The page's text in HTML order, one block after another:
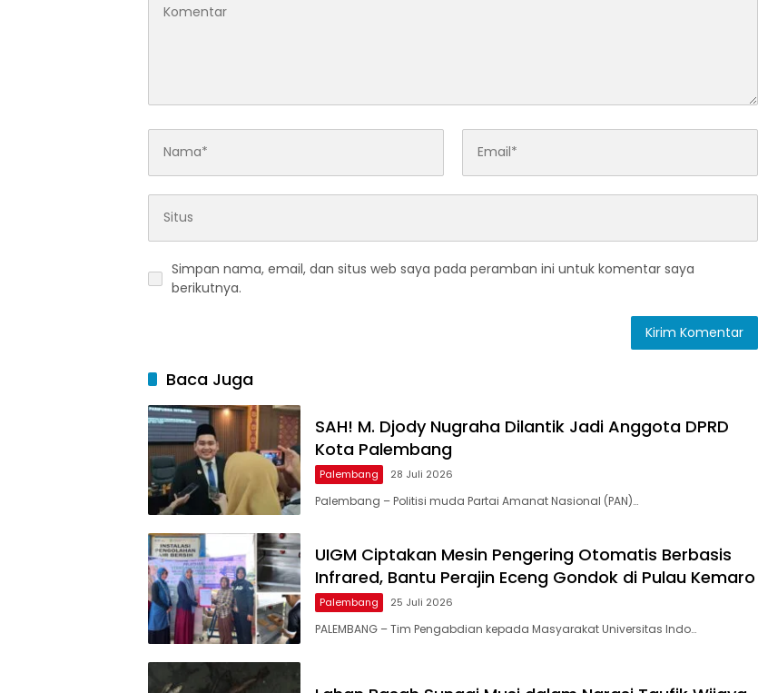
Simpan nama, email, dan situs web saya pada peramban ini untuk komentar saya
berikutnya.
Baca Juga
SAH! M. Djody Nugraha Dilantik Jadi Anggota DPRD
Kota Palembang
Palembang 28 Juli 2026
Palembang – Politisi muda Partai Amanat Nasional (PAN)…
UIGM Ciptakan Mesin Pengering Otomatis Berbasis
Infrared, Bantu Perajin Eceng Gondok di Pulau Kemaro
Palembang 25 Juli 2026
PALEMBANG – Tim Pengabdian kepada Masyarakat Universitas Indo…